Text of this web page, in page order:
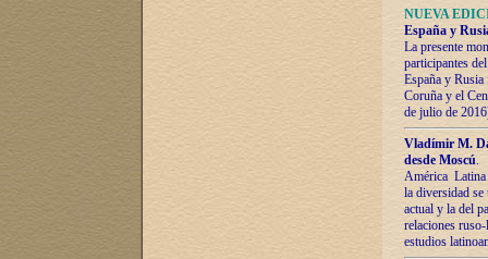
NUEVA
España y
La presente
participantes
España y
Coruña y el
de julio de
Vladímir М.
desde Moscú.
América Latina
la diversidad
actual у lа del
relaciones
estudios